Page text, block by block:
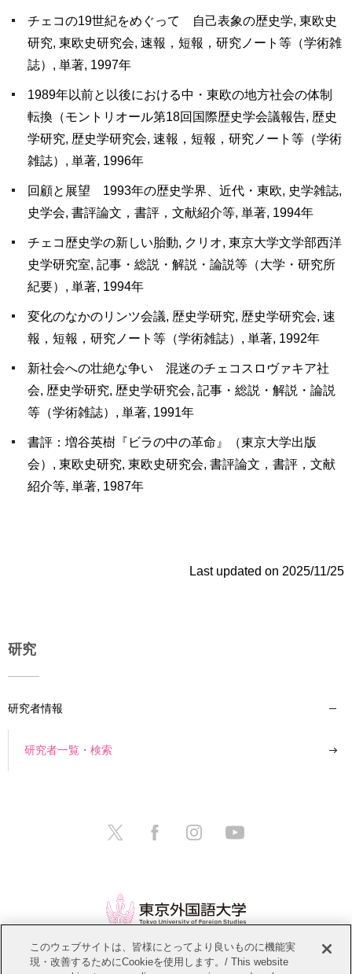
チェコの19世紀をめぐって 自己表象の歴史学, 東欧史
研究, 東欧史研究会, 速報，短報，研究ノート等（学術雑
誌）, 単著, 1997年
1989年以前と以後における中・東欧の地方社会の体制
転換（モントリオール第18回国際歴史学会議報告, 歴史
学研究, 歴史学研究会, 速報，短報，研究ノート等（学術
雑誌）, 単著, 1996年
回顧と展望 1993年の歴史学界、近代・東欧, 史学雑誌,
史学会, 書評論文，書評，文献紹介等, 単著, 1994年
チェコ歴史学の新しい胎動, クリオ, 東京大学文学部西洋
史学研究室, 記事・総説・解説・論説等（大学・研究所
紀要）, 単著, 1994年
変化のなかのリンツ会議, 歴史学研究, 歴史学研究会, 速
報，短報，研究ノート等（学術雑誌）, 単著, 1992年
新社会への壮絶な争い 混迷のチェコスロヴァキア社
会, 歴史学研究, 歴史学研究会, 記事・総説・解説・論説
等（学術雑誌）, 単著, 1991年
書評：増谷英樹『ビラの中の革命』（東京大学出版
会）, 東欧史研究, 東欧史研究会, 書評論文，書評，文献
紹介等, 単著, 1987年
Last updated on 2025/11/25
研究
研究者情報
研究者一覧・検索
情報公開 教職員募集 このサイトについて
このウェブサイトは、皆様にとってより良いものに機能実
現・改善するためにCookieを使用します。/ This website